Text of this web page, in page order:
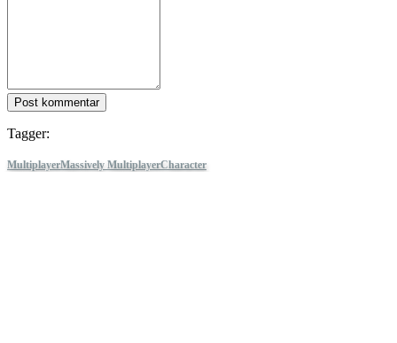
Post kommentar
Tagger:
MultiplayerMassively MultiplayerCharacter